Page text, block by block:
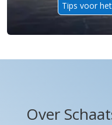
Tips voor
Over